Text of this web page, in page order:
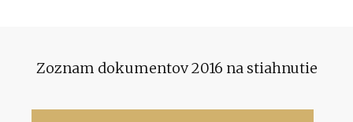
Zoznam dokumentov 2016 na stiahnutie